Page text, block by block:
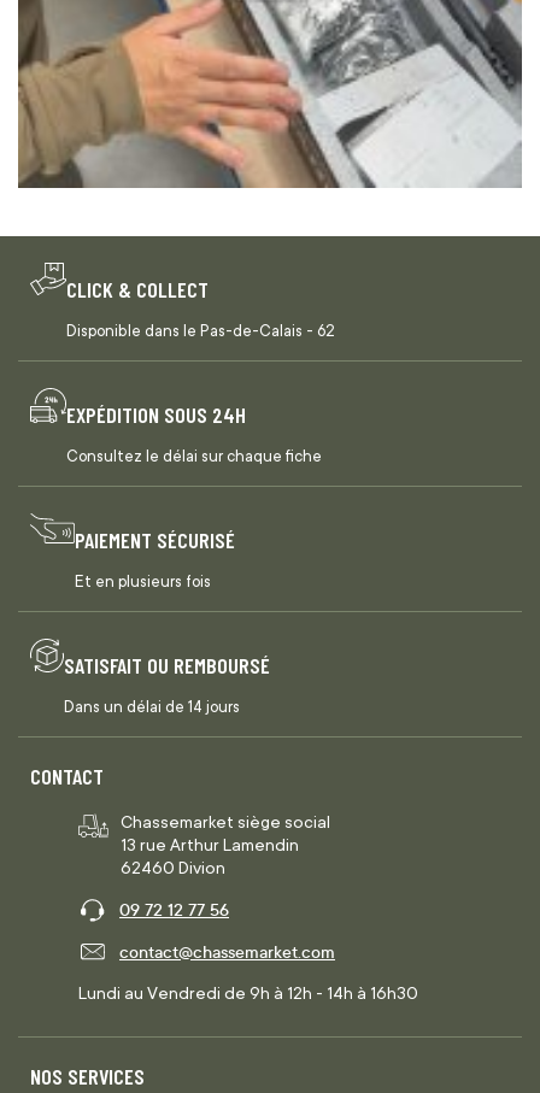
CLICK & COLLECT
Disponible dans le Pas-de-Calais - 62
EXPÉDITION SOUS 24H
Consultez le délai sur chaque fiche
PAIEMENT SÉCURISÉ
Et en plusieurs fois
SATISFAIT OU REMBOURSÉ
Dans un délai de 14 jours
CONTACT
Chassemarket siège social
13 rue Arthur Lamendin
62460 Divion
09 72 12 77 56
contact@chassemarket.com
Lundi au Vendredi de 9h à 12h - 14h à 16h30
NOS SERVICES